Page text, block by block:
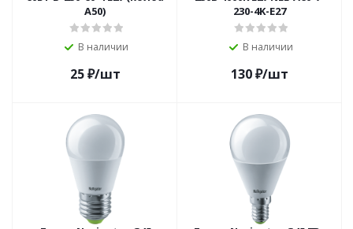
А50)
В наличии
25₽/шт
230-4K-E27
В наличии
130₽/шт